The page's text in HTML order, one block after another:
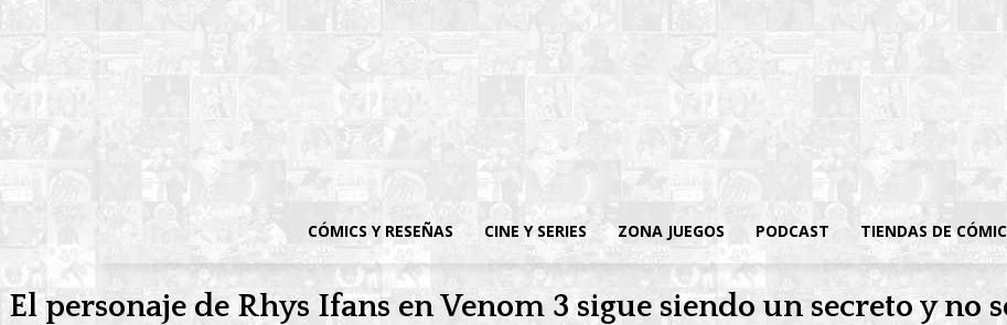
CÓMICS Y RESEÑAS CINE Y SERIES ZONA JUEGOS PODCAST TIENDAS DE
El personaje de Rhys Ifans en Venom 3 sigue siendo un secreto y no